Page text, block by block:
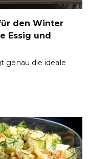
den Winter
Essig und
genau die ideale